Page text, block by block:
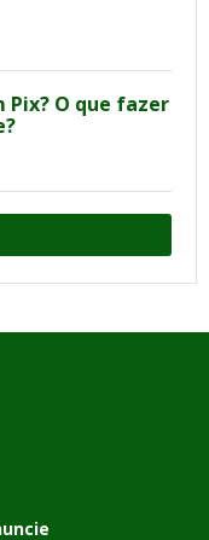
Pix? O que fazer